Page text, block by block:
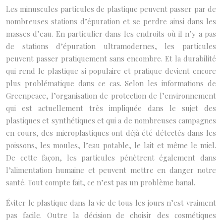
Les minuscules particules de plastique peuvent passer par de
nombreuses stations d’épuration et se perdre ainsi dans les
masses d’eau. En particulier dans les endroits où il n’y a pas
de stations d’épuration ultramodernes, les particules
peuvent passer pratiquement sans encombre. Et la durabilité
qui rend le plastique si populaire et pratique devient encore
plus problématique dans ce cas. Selon les informations de
Greenpeace, l’organisation de protection de l’environnement
qui est actuellement très impliquée dans le sujet des
plastiques et synthétiques et qui a de nombreuses campagnes
en cours, des microplastiques ont déjà été détectés dans les
poissons, les moules, l’eau potable, le lait et même le miel.
De cette façon, les particules pénètrent également dans
l’alimentation humaine et peuvent mettre en danger notre
santé. Tout compte fait, ce n’est pas un problème banal.
Éviter le plastique dans la vie de tous les jours n’est vraiment
pas facile. Outre la décision de choisir des cosmétiques